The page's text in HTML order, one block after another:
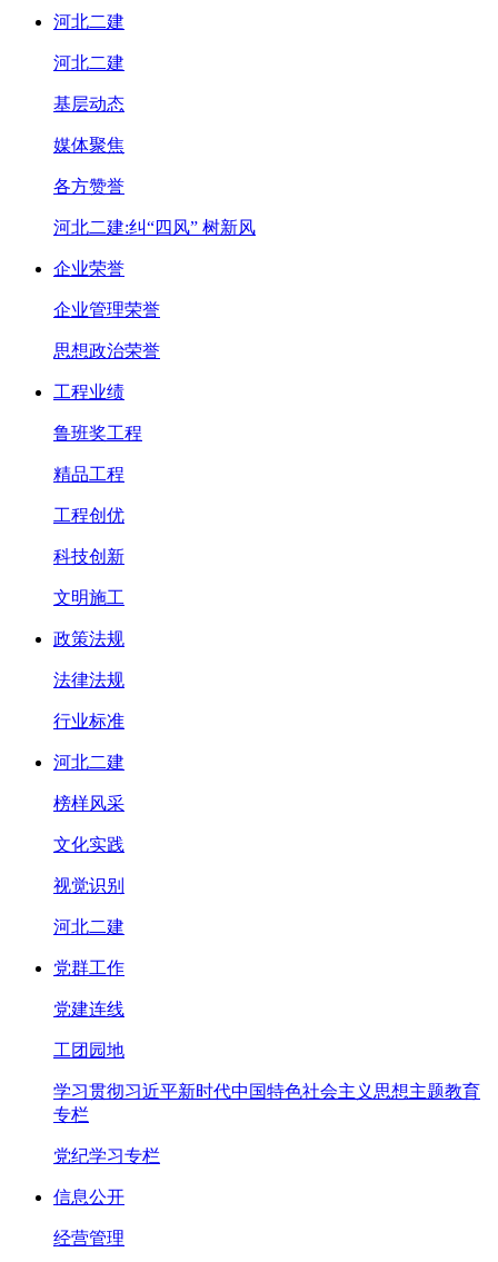
河北二建
河北二建
基层动态
媒体聚焦
各方赞誉
河北二建:纠“四风” 树新风
企业荣誉
企业管理荣誉
思想政治荣誉
工程业绩
鲁班奖工程
精品工程
工程创优
科技创新
文明施工
政策法规
法律法规
行业标准
河北二建
榜样风采
文化实践
视觉识别
河北二建
党群工作
党建连线
工团园地
学习贯彻习近平新时代中国特色社会主义思想主题教育
专栏
党纪学习专栏
信息公开
经营管理